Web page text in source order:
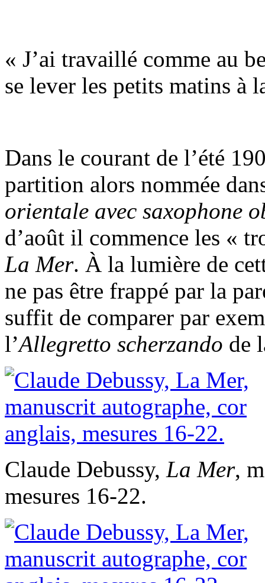
« J’ai travaillé comme au
se lever les petits matins
Dans le courant de l’été
partition alors nommée
orientale avec saxophone
d’août il commence les «
La Mer. À la lumière de
ne pas être frappé par la
suffit de comparer par
l’Allegretto scherzando de
Claude Debussy, La Mer,
mesures 16-22.